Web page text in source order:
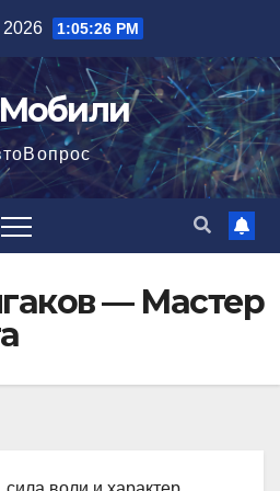
2026 1:05:27 PM
— Мастер